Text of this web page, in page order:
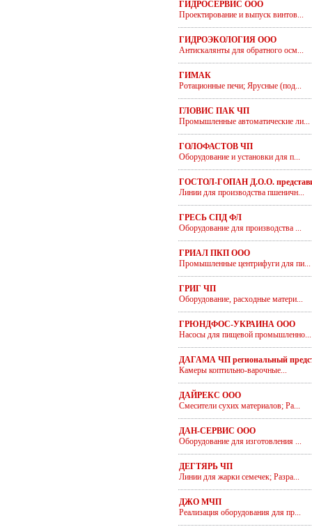
ГИДРОСЕРВИС ООО
Проектирование и выпуск винтов...
ГИДРОЭКОЛОГИЯ ООО
Антискалянты для обратного осм...
ГИМАК
Ротационные печи; Ярусные (под...
ГЛОВИС ПАК ЧП
Промышленные автоматические ли...
ГОЛОФАСТОВ ЧП
Оборудование и установки для п...
ГОСТОЛ-ГОПАН Д.О.О.
Линии для производства пшеничн...
ГРЕСЬ СПД ФЛ
Оборудование для производства ...
ГРИАЛ ПКП ООО
Промышленные центрифуги для пи...
ГРИГ ЧП
Оборудование, расходные матери...
ГРЮНДФОС-УКРАИНА ООО
Насосы для пищевой промышленно...
ДАГАМА ЧП региональный
Камеры коптильно-варочные...
ДАЙРЕКС ООО
Смесители сухих материалов; Ра...
ДАН-СЕРВИС ООО
Оборудование для изготовления ...
ДЕГТЯРЬ ЧП
Линии для жарки семечек; Разра...
ДЖО МЧП
Реализация оборудования для пр...